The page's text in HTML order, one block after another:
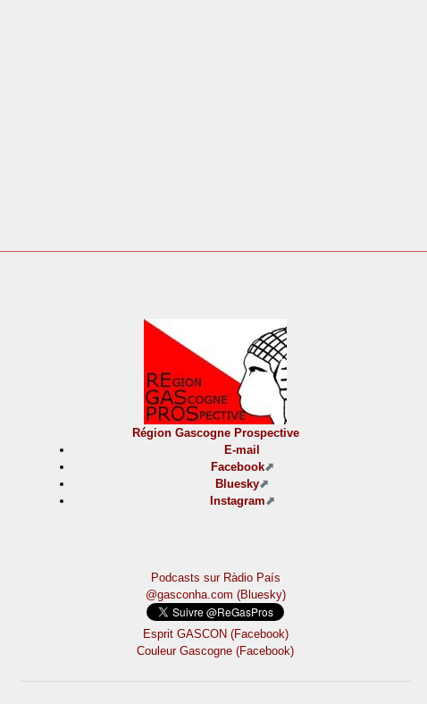
Région Gascogne Prospective
E-mail
Facebook
Bluesky
Instagram
Podcasts sur Ràdio País
@gasconha.com (Bluesky)
Esprit GASCON (Facebook)
Couleur Gascogne (Facebook)